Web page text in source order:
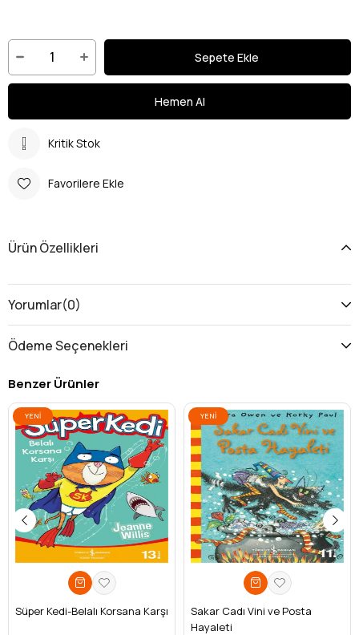
Kritik Stok
Favorilere Ekle
Ürün Özellikleri
Yorumlar(0)
Ödeme Seçenekleri
Benzer Ürünler
Süper Kedi-Belalı Korsana Karşı
YENI
ÜRÜN
Sakar Cadı Vini ve Posta
Hayaleti
YENI
ÜRÜN